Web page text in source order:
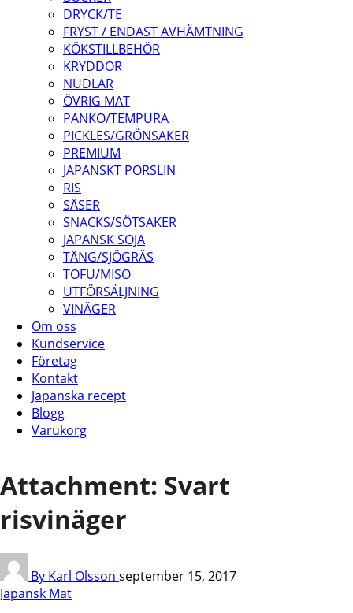
DRYCK/TE
FRYST / ENDAST AVHÄMTNING
KÖKSTILLBEHÖR
KRYDDOR
NUDLAR
ÖVRIG MAT
PANKO/TEMPURA
PICKLES/GRÖNSAKER
PREMIUM
JAPANSKT PORSLIN
RIS
SÅSER
SNACKS/SÖTSAKER
JAPANSK SOJA
TÅNG/SJÖGRÄS
TOFU/MISO
UTFÖRSÄLJNING
VINÄGER
Om oss
Kundservice
Företag
Kontakt
Japanska recept
Blogg
Varukorg
Attachment: Svart
risvinäger
By Karl Olsson september 15, 2017
Japansk Mat